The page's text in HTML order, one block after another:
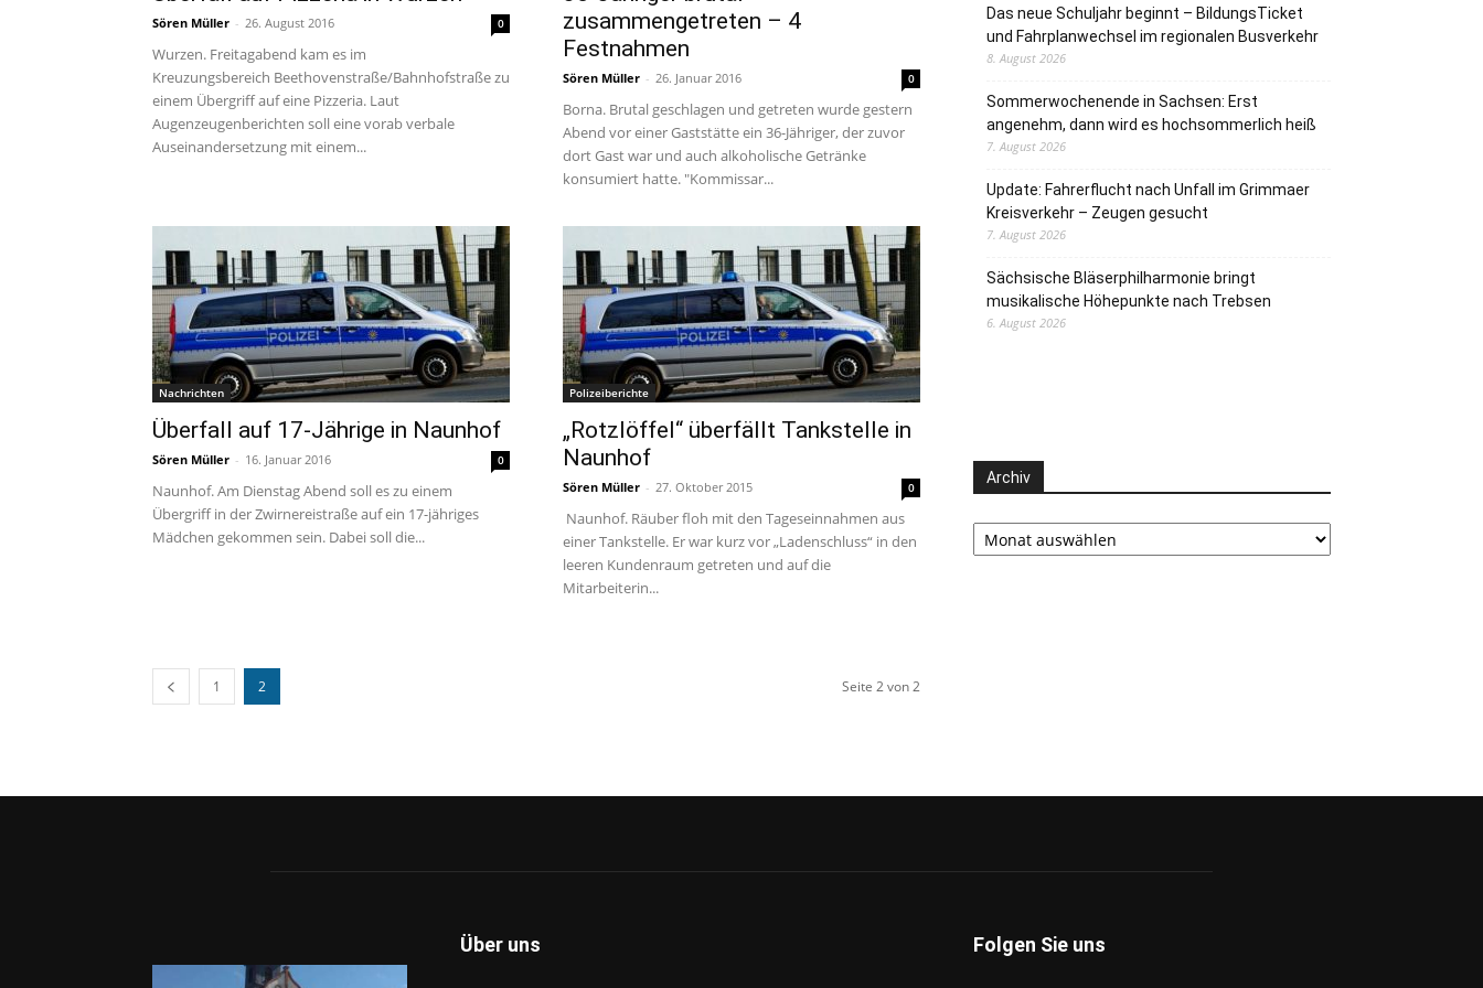
Sören Müller - 26. August 2016 0
Wurzen. Freitagabend kam es im
Kreuzungsbereich Beethovenstraße/Bahnhofstraße zu
einem Übergriff auf eine Pizzeria. Laut
Augenzeugenberichten soll eine vorab verbale
Auseinandersetzung mit einem...
zusammengetreten – 4
Festnahmen
Sören Müller - 26. Januar 2016 0
Borna. Brutal geschlagen und getreten wurde gestern
Abend vor einer Gaststätte ein 36-Jähriger, der zuvor
dort Gast war und auch alkoholische Getränke
konsumiert hatte. "Kommissar...
Nachrichten
Überfall auf 17-Jährige in Naunhof
Sören Müller - 16. Januar 2016 0
Naunhof. Am Dienstag Abend soll es zu einem
Übergriff in der Zwirnereistraße auf ein 17-jähriges
Mädchen gekommen sein. Dabei soll die...
Polizeiberichte
„Rotzlöffel“ überfällt Tankstelle in
Naunhof
Sören Müller - 27. Oktober 2015 0
Naunhof. Räuber floh mit den Tageseinnahmen aus
einer Tankstelle. Er war kurz vor „Ladenschluss“ in den
leeren Kundenraum getreten und auf die
Mitarbeiterin...
1 2 Seite 2 von 2
Das neue Schuljahr beginnt – BildungsTicket
und Fahrplanwechsel im regionalen Busverkehr
8. August 2026
Sommerwochenende in Sachsen: Erst
angenehm, dann wird es hochsommerlich heiß
7. August 2026
Update: Fahrerflucht nach Unfall im Grimmaer
Kreisverkehr – Zeugen gesucht
7. August 2026
Sächsische Bläserphilharmonie bringt
musikalische Höhepunkte nach Trebsen
6. August 2026
Archiv
Archiv
Über uns Folgen Sie uns